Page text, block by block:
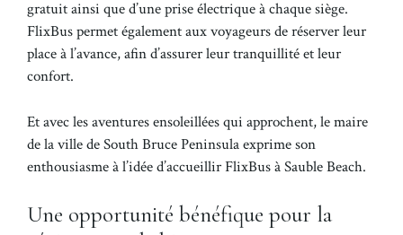
gratuit ainsi que d’une prise électrique à chaque siège.
FlixBus permet également aux voyageurs de réserver leur
place à l’avance, afin d’assurer leur tranquillité et leur
confort.
Et avec les aventures ensoleillées qui approchent, le maire
de la ville de South Bruce Peninsula exprime son
enthousiasme à l’idée d’accueillir FlixBus à Sauble Beach.
Une opportunité bénéfique pour la